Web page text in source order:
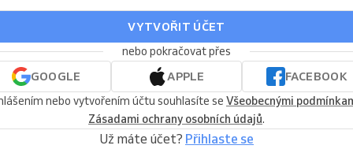
VYTVOŘIT ÚČET
nebo pokračovat přes
GOOGLE
APPLE
FACEBOOK
nebo vytvořením účtu souhlasíte se Všeobecnými
Zásadami ochrany osobních údajů.
Už máte účet? Přihlaste se